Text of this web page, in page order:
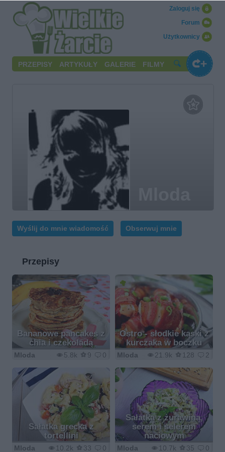
Użytkownicy
Forum
Zaloguj się
PRZEPISY ARTYKUŁY GALERIE FILMY
Wyślij do mnie wiadomość Obserwuj mnie
Przepisy
Bananowe pancakes z
chia i czekoladą
5.8k 9 0
Mloda
Ostro - słodkie kąski z
kurczaka w boczku
21.9k 128 2
Mloda
Sałatka grecka z
tortellini
10.2k 33 0
Mloda
Sałatka z żurawiną,
serem i selerem
naciowym
10.7k 35 0
Mloda